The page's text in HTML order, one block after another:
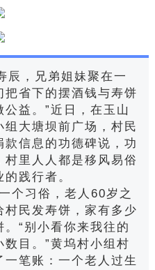
辰，兄弟姐妹聚在一
省下的摆酒钱与寿饼
益。”近日，在玉山
大塘坝前广场，村民
信息的功德碑说，功
里人人都是移风易俗
践行者。
个习俗，老人60岁之
村民发寿饼，家有多少
“别小看你来我往的
目。”黄坞村小组村
笔账：一个老人过生